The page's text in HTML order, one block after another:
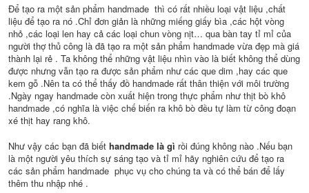
Để tạo ra một sản phẩm handmade thì có rất nhiều loại vật liệu ,chất
liệu để tạo ra nó .Chỉ đơn giản là những miếng giấy bìa ,các hột vòng
nhỏ ,các loại len hay cả các loại chun vòng nịt… qua bàn tay tỉ mỉ của
người thợ thủ công là đã tạo ra một sản phẩm handmade vừa đẹp mà giá
thành lại rẻ . Ta không thể những vật liệu nhìn vào là biết không thể dùng
được nhưng vẫn tạo ra được sản phẩm như các que dim ,hay các que
kem gỗ .Nên ta có thể thấy đồ handmade rất thân thiện với môi trường
.Ngày ngay handmade còn xuất hiện trong thực phẩm như thịt bò khô
handmade ,có nghĩa là việc chế biến ra khô bò đều tự làm từ công đoạn
xé thịt hay rang khô.
Như vậy các bạn đã biết handmade là gì rồi đúng không nào .Nếu bạn
là một người yêu thích sự sáng tạo và tỉ mỉ hãy nghiên cứu để tạo ra
các sản phẩm handmade phục vụ cho chúng ta và có thể bán để lấy
thêm thu nhập nhé .